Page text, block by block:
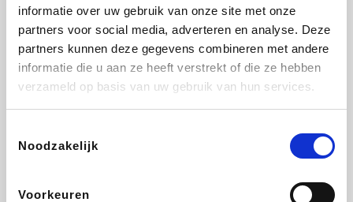
informatie over uw gebruik van onze site met onze
partners voor social media, adverteren en analyse. Deze
partners kunnen deze gegevens combineren met andere
informatie die u aan ze heeft verstrekt of die ze hebben
verzameld op basis van uw gebruik van hun services.
Noodzakelijk
Voorkeuren
Weekendesk Sarenza Schiesser Interhome
Lufthansa